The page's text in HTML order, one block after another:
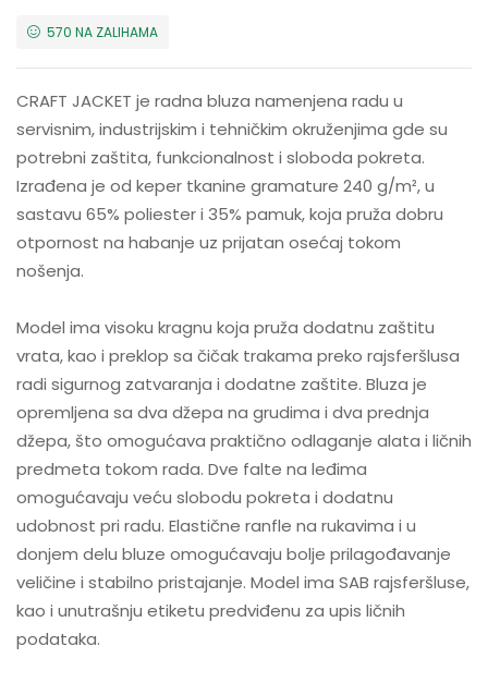
570 NA ZALIHAMA
CRAFT JACKET je radna bluza namenjena radu u
servisnim, industrijskim i tehničkim okruženjima gde su
potrebni zaštita, funkcionalnost i sloboda pokreta.
Izrađena je od keper tkanine gramature 240 g/m², u
sastavu 65% poliester i 35% pamuk, koja pruža dobru
otpornost na habanje uz prijatan osećaj tokom
nošenja.
Model ima visoku kragnu koja pruža dodatnu zaštitu
vrata, kao i preklop sa čičak trakama preko rajsferšlusa
radi sigurnog zatvaranja i dodatne zaštite. Bluza je
opremljena sa dva džepa na grudima i dva prednja
džepa, što omogućava praktično odlaganje alata i ličnih
predmeta tokom rada. Dve falte na leđima
omogućavaju veću slobodu pokreta i dodatnu
udobnost pri radu. Elastične ranfle na rukavima i u
donjem delu bluze omogućavaju bolje prilagođavanje
veličine i stabilno pristajanje. Model ima SAB rajsferšluse,
kao i unutrašnju etiketu predviđenu za upis ličnih
podataka.